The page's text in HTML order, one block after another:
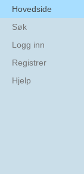
Hovedside
Søk
Logg inn
Registrer
Hjelp